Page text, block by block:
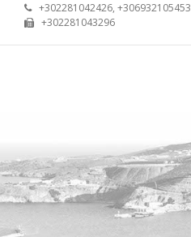
+302281042426, +306932105453
+302281043296